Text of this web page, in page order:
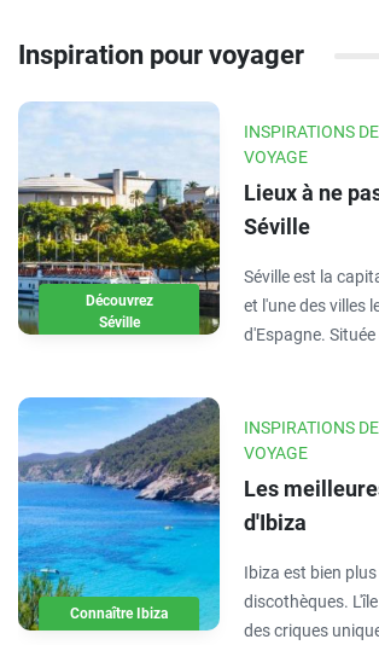
Inspiration pour voyager
Découvrez
Séville
INSPIRATIONS DE
VOYAGE
Lieux à ne
Séville
Séville est la
et l'une des villes
d'Espagne.
destination
touristes. On dit
couleur…
Connaître Ibiza
INSPIRATIONS DE
VOYAGE
Les
d'Ibiza
Ibiza est bien
discothèques.
des criques